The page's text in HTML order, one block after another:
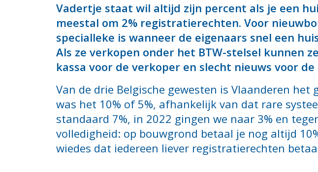
Vadertje staat wil altijd zijn percent als je een
meestal om 2% registratierechten. Voor
specialleke is wanneer de eigenaars snel een
Als ze verkopen onder het BTW-stelsel kunnen
kassa voor de verkoper en slecht nieuws voor
Van de drie Belgische gewesten is Vlaanderen
was het 10% of 5%, afhankelijk van dat rare
standaard 7%, in 2022 gingen we naar 3% en
volledigheid: op bouwgrond betaal je nog altijd
wiedes dat iedereen liever registratierechten